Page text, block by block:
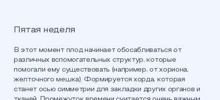
Пятая неделя
В этот момент плод начинает обосабливаться от
различных вспомогательных структур, которые
помогали ему существовать (например, от хориона,
желточного мешка). Формируется хорда, которая
станет осью симметрии для закладки других органов и